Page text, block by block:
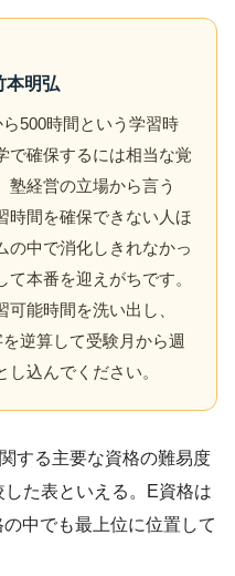
本明弘
500時間という学習時
で確保するには相当な覚
塾経営の立場から言う
時間を確保できない人ほ
の中で消化しきれなかっ
て本番を迎えがちです。
可能時間を洗い出し、
逆算して受験月から週
込んでください。
する主要な資格の難易度
た表といえる。E資格は
中でも最上位に位置して